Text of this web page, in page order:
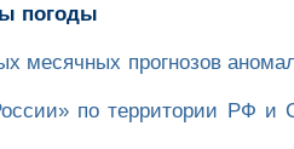
погоды
месячных прогнозов
по территории РФ